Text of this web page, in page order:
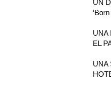
UN
‘Born
UNA
EL
UNA